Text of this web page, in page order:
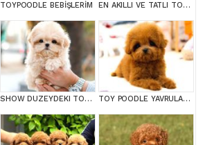
TOYPOODLE BEBİŞLERİM EN AKILLI VE TATLI TOY POODLE BEBEKLERIMIZ
SHOW DUZEYDEKI TOY POODLE BEBEKLERIM TOY POODLE YAVRULARIM